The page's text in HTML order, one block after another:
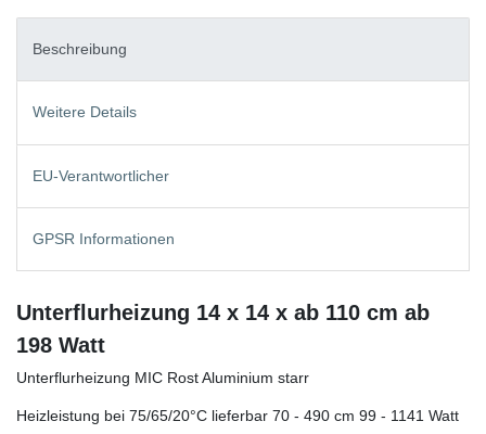
Beschreibung
Weitere Details
EU-Verantwortlicher
GPSR Informationen
Unterflurheizung 14 x 14 x ab 110 cm ab
198 Watt
Unterflurheizung MIC Rost Aluminium starr
Heizleistung bei 75/65/20°C lieferbar 70 - 490 cm 99 - 1141 Watt